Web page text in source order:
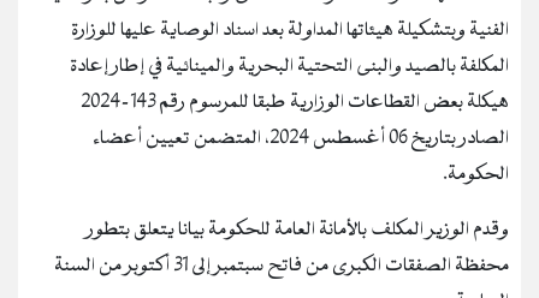
الفنية وبتشكيلة هيئاتها المداولة بعد اسناد الوصاية عليها للوزارة
المكلفة بالصيد والبنى التحتية البحرية والمينائية في إطار إعادة
هيكلة بعض القطاعات الوزارية طبقا للمرسوم رقم 143-2024
الصادر بتاريخ 06 أغسطس 2024، المتضمن تعيين أعضاء
الحكومة.
وقدم الوزير المكلف بالأمانة العامة للحكومة بيانا يتعلق بتطور
محفظة الصفقات الكبرى من فاتح سبتمبر إلى 31 أكتوبر من السنة